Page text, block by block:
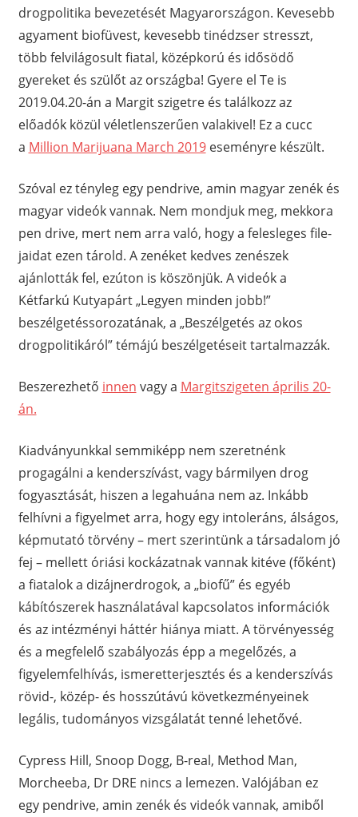
drogpolitika bevezetését Magyarországon. Kevesebb
agyament biofüvest, kevesebb tinédzser stresszt,
több felvilágosult fiatal, középkorú és idősödő
gyereket és szülőt az országba! Gyere el Te is
2019.04.20-án a Margit szigetre és találkozz az
előadók közül véletlenszerűen valakivel! Ez a cucc
a Million Marijuana March 2019eseményre készült.
Szóval ez tényleg egy pendrive, amin magyar zenék és
magyar videók vannak. Nem mondjuk meg, mekkora
pen drive, mert nem arra való, hogy a felesleges file-
jaidat ezen tárold. A zenéket kedves zenészek
ajánlották fel, ezúton is köszönjük. A videók a
Kétfarkú Kutyapárt „Legyen minden jobb!”
beszélgetéssorozatának, a „Beszélgetés az okos
drogpolitikáról” témájú beszélgetéseit tartalmazzák.
Beszerezhető innen vagy a Margitszigeten április 20-
án.
Kiadványunkkal semmiképp nem szeretnénk
progagálni a kenderszívást, vagy bármilyen drog
fogyasztását, hiszen a legahuána nem az. Inkább
felhívni a figyelmet arra, hogy egy intoleráns, álságos,
képmutató törvény – mert szerintünk a társadalom jó
fej – mellett óriási kockázatnak vannak kitéve (főként)
a fiatalok a dizájnerdrogok, a „biofű” és egyéb
kábítószerek használatával kapcsolatos információk
és az intézményi háttér hiánya miatt. A törvényesség
és a megfelelő szabályozás épp a megelőzés, a
figyelemfelhívás, ismeretterjesztés és a kenderszívás
rövid-, közép- és hosszútávú következményeinek
legális, tudományos vizsgálatát tenné lehetővé.
Cypress Hill, Snoop Dogg, B-real, Method Man,
Morcheeba, Dr DRE nincs a lemezen. Valójában ez
egy pendrive, amin zenék és videók vannak, amiből